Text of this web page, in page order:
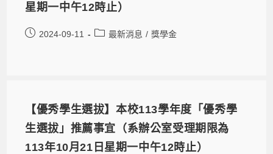
星期一中午12時止）
2024-09-11 最新消息 / 獎學金
【優秀學生選拔】本校113學年度「優秀學
生選拔」推薦事宜（系辦公室受理期限為
113年10月21日星期一中午12時止）